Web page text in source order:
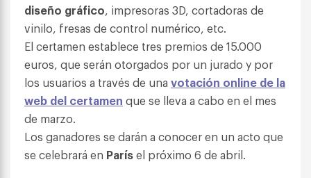
diseño gráfico, impresoras 3D, cortadoras de
vinilo, fresas de control numérico, etc.
El certamen establece tres premios de 15.000
euros, que serán otorgados por un jurado y por
los usuarios a través de una votación online de la
web del certamen que se lleva a cabo en el mes
de marzo.
Los ganadores se darán a conocer en un acto que
se celebrará en Parísel próximo 6 de abril.